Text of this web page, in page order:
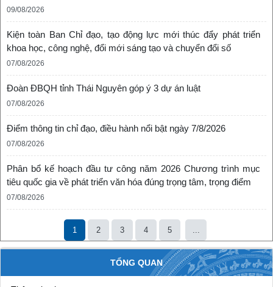
09/08/2026
Kiện toàn Ban Chỉ đạo, tạo động lực mới thúc đẩy phát triển
khoa học, công nghệ, đổi mới sáng tạo và chuyển đổi số
07/08/2026
Đoàn ĐBQH tỉnh Thái Nguyên góp ý 3 dự án luật
07/08/2026
Điểm thông tin chỉ đạo, điều hành nổi bật ngày 7/8/2026
07/08/2026
Phân bổ kế hoạch đầu tư công năm 2026 Chương trình mục
tiêu quốc gia về phát triển văn hóa đúng trọng tâm, trọng điểm
07/08/2026
1 2 3 4 5
TỔNG QUAN